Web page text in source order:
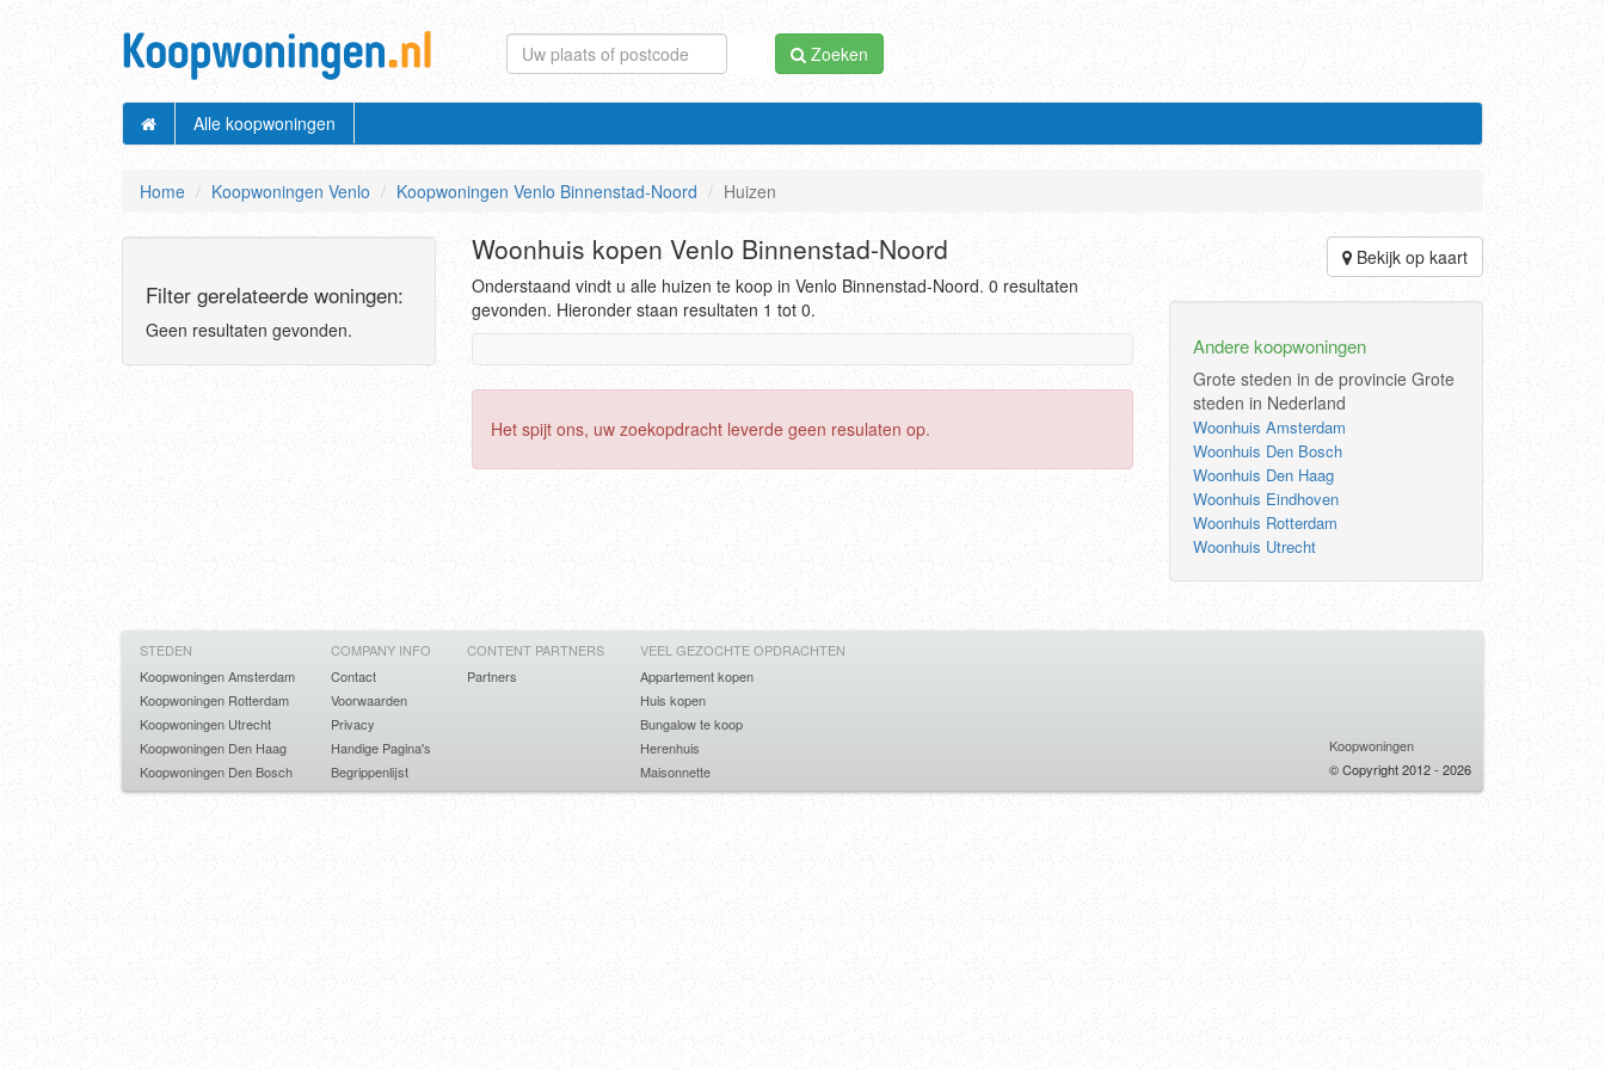
Zoeken
Alle koopwoningen
Home Koopwoningen Venlo Koopwoningen Venlo Binnenstad-Noord Huizen
Woonhuis kopen Venlo Binnenstad-Noord
Onderstaand vindt u alle huizen te koop in Venlo Binnenstad-Noord. 0 resultaten
gevonden. Hieronder staan resultaten 1 tot 0.
Het spijt ons, uw zoekopdracht leverde geen resulaten op.
Bekijk op kaart
Andere koopwoningen
Grote steden in de provincie Grote
steden in Nederland
Woonhuis Amsterdam
Woonhuis Den Bosch
Woonhuis Den Haag
Woonhuis Eindhoven
Woonhuis Rotterdam
Woonhuis Utrecht
Filter gerelateerde woningen:
Geen resultaten gevonden.
STEDEN
Koopwoningen Amsterdam
Koopwoningen Rotterdam
Koopwoningen Utrecht
Koopwoningen Den Haag
Koopwoningen Den Bosch
COMPANY INFO
Contact
Voorwaarden
Privacy
Handige Pagina's
Begrippenlijst
CONTENT PARTNERS
Partners
VEEL GEZOCHTE OPDRACHTEN
Appartement kopen
Huis kopen
Bungalow te koop
Herenhuis
Maisonnette
Koopwoningen
© Copyright 2012 - 2026